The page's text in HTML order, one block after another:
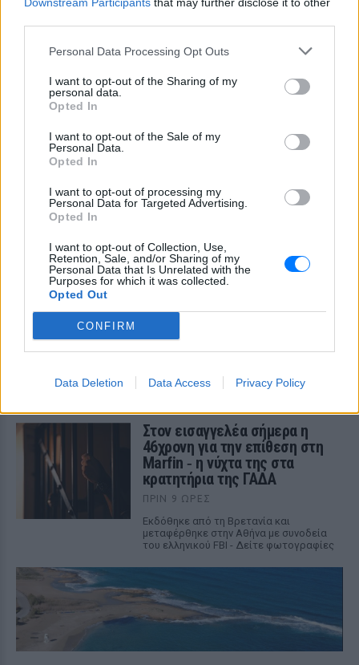
Personal Data Processing Opt Outs
I want to opt-out of the Sharing of my
personal data.
Opted In
I want to opt-out of the Sale of my
Personal Data.
Opted In
I want to opt-out of processing my
Personal Data for Targeted Advertising.
Opted In
I want to opt-out of Collection, Use,
Retention, Sale, and/or Sharing of my
Personal Data that Is Unrelated with the
Purposes for which it was collected.
Opted Out
CONFIRM
Data Deletion Data Access Privacy Policy
ΔΕΙΤΕ ΕΠΙΣΗΣ
απειλούν με φόρο
απώλεια του αφορολόγητου των 800.000
ευρώ και να μετατρέψουν τη δωρεά σε
φόρο 10% από το πρώτο ευρώ
Ταϊλάνδης: Μαθητής άνοιξε
πυρ
ΠΡΙΝ 9 ΏΡΕΣ
Οι αρχές ανακοινώνουν τουλάχιστον
έναν νεκρό καθηγητή και τέσσερις
Στον εισαγγελέα σήμερα η
46χρονη για την επίθεση στη
Marfin ‑ η νύχτα της στα
κρατητήρια της ΓΑΔΑ
ΠΡΙΝ 9 ΏΡΕΣ
Εκδόθηκε από τη Βρετανία και
μεταφέρθηκε στην Αθήνα με συνοδεία
του ελληνικού FBI - Δείτε φωτογραφίες